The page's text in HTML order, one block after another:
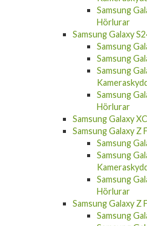
Samsung
Hörlurar
Samsung Galaxy
Samsung
Samsung
Samsung
Samsung
Hörlurar
Samsung Galaxy
Samsung Galaxy Z
Samsung
Samsung
Samsung
Hörlurar
Samsung Galaxy Z
Samsung